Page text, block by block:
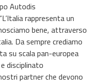
Autodis
rappresenta un
bene, attraverso
Da sempre crediamo
su scala pan-europea
disciplinato
partner che devono